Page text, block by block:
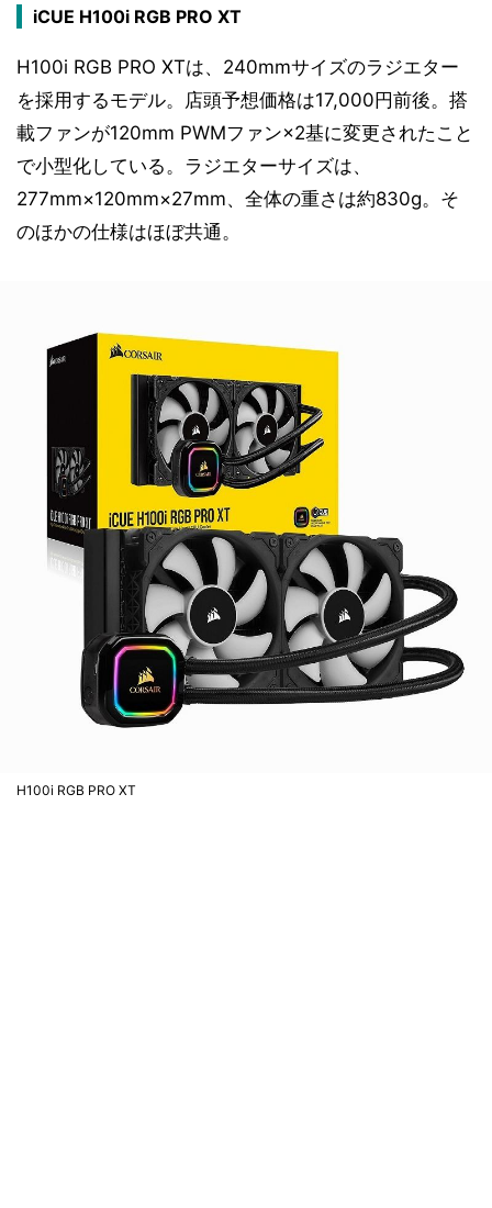
iCUE H100i RGB PRO XT
H100i RGB PRO XTは、240mmサイズのラジエター
を採用するモデル。店頭予想価格は17,000円前後。搭
載ファンが120mm PWMファン×2基に変更されたこと
で小型化している。ラジエターサイズは、
277mm×120mm×27mm、全体の重さは約830g。そ
のほかの仕様はほぼ共通。
H100i RGB PRO XT